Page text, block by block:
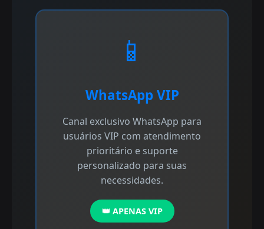
📱
WhatsApp VIP
Canal exclusivo WhatsApp para
usuários VIP com atendimento
prioritário e suporte
personalizado para suas
necessidades.
👑 APENAS VIP